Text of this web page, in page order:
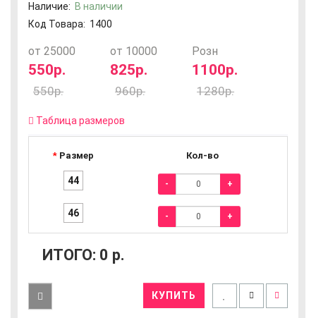
Наличие: В наличии
Код Товара: 1400
от 25000
550р.
550р.
от 10000
825р.
960р.
Розн
1100р.
1280р.
Таблица размеров
Размер Кол-во
44 - +
46 - +
ИТОГО: 0 р.
КУПИТЬ